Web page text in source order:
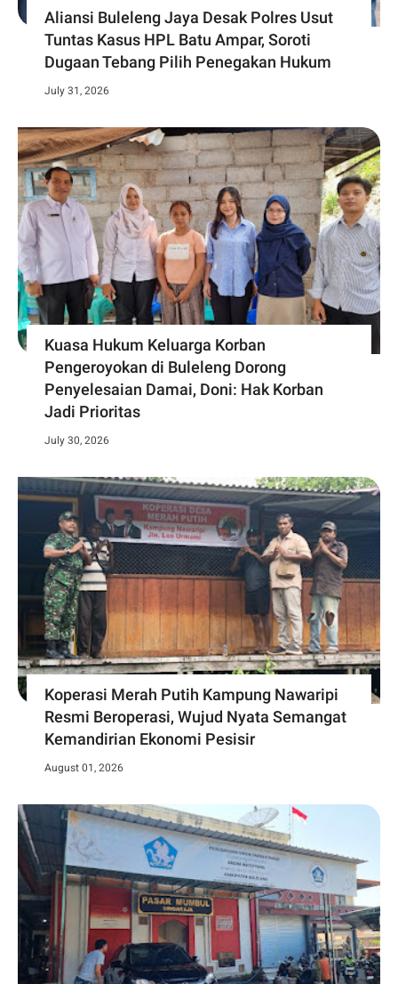
Aliansi Buleleng Jaya Desak Polres Usut
Tuntas Kasus HPL Batu Ampar, Soroti
Dugaan Tebang Pilih Penegakan Hukum
July 31, 2026
Kuasa Hukum Keluarga Korban
Pengeroyokan di Buleleng Dorong
Penyelesaian Damai, Doni: Hak Korban
Jadi Prioritas
July 30, 2026
Koperasi Merah Putih Kampung Nawaripi
Resmi Beroperasi, Wujud Nyata Semangat
Kemandirian Ekonomi Pesisir
August 01, 2026